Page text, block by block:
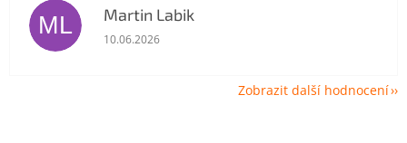
ML Martin Labik
Hodnocení obchodu je 5 z 5 hvězdiček.
10.06.2026
Zobrazit další hodnocení